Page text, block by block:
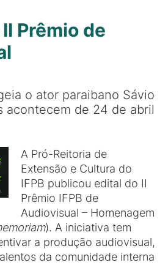
Prêmio de
o ator paraibano Sávio
acontecem de 24 de abril
A Pró-Reitoria de
Extensão e Cultura do
IFPB publicou edital do II
Prêmio IFPB de
Audiovisual – Homenagem
). A iniciativa tem
a produção audiovisual,
da comunidade interna